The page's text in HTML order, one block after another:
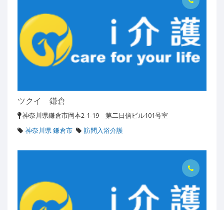
ツクイ 鎌倉
神奈川県鎌倉市岡本2-1-19 第二日信ビル101号室
神奈川県 鎌倉市
訪問入浴介護